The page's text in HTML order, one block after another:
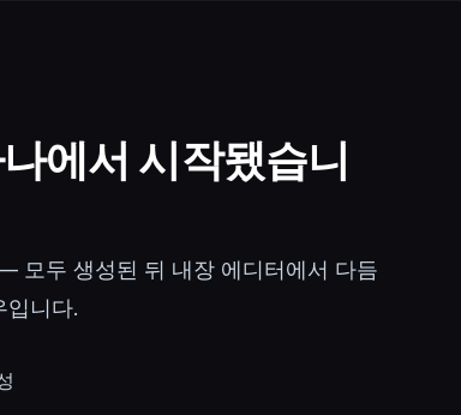
에서 시작됐습니
모두 생성된 뒤 내장 에디터에서 다듬
입니다.